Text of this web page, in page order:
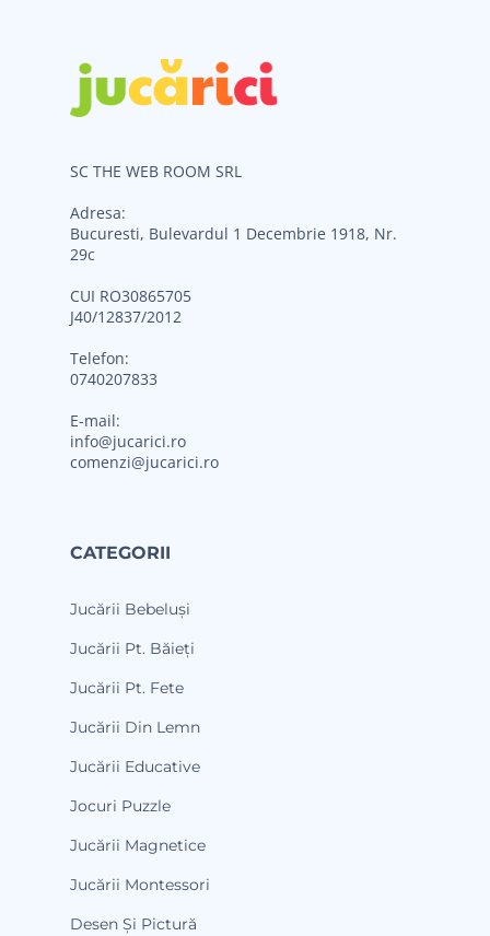
SC THE WEB ROOM SRL
Adresa:
Bucuresti, Bulevardul 1 Decembrie 1918, Nr.
29c
CUI RO30865705
J40/12837/2012
Telefon:
0740207833
E-mail:
info@jucarici.ro
comenzi@jucarici.ro
CATEGORII
Jucării Bebeluși
Jucării Pt. Băieți
Jucării Pt. Fete
Jucării Din Lemn
Jucării Educative
Jocuri Puzzle
Jucării Magnetice
Jucării Montessori
Desen Și Pictură